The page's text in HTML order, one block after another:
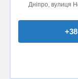
Дніпро, вулиця